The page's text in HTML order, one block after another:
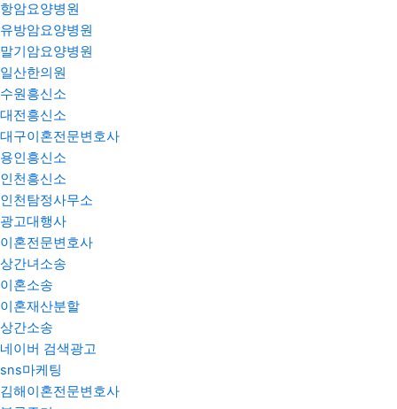
항암요양병원
유방암요양병원
말기암요양병원
일산한의원
수원흥신소
대전흥신소
대구이혼전문변호사
용인흥신소
인천흥신소
인천탐정사무소
광고대행사
이혼전문변호사
상간녀소송
이혼소송
이혼재산분할
상간소송
네이버 검색광고
sns마케팅
김해이혼전문변호사